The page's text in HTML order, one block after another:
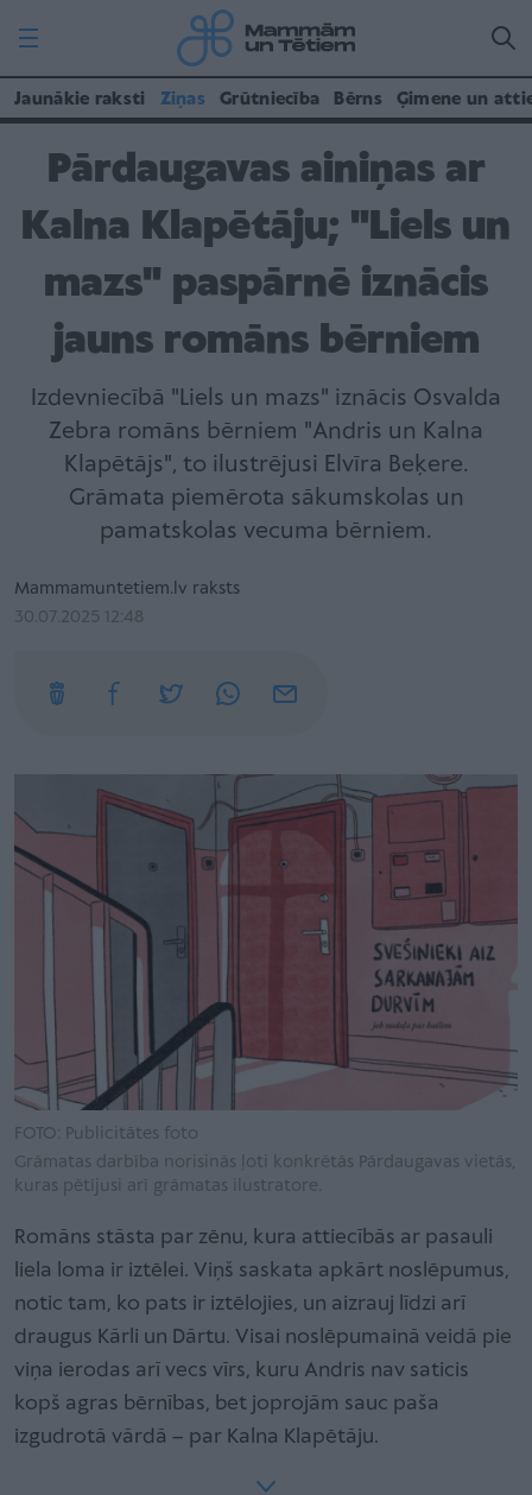
Jaunākie raksti Ziņas Grūtniecība Bērns Ģimene un
Pārdaugavas ainiņas ar
Kalna Klapētāju; "Liels un
mazs" paspārnē iznācis
jauns romāns bērniem
Izdevniecībā "Liels un mazs" iznācis Osvalda
Zebra romāns bērniem "Andris un Kalna
Klapētājs", to ilustrējusi Elvīra Beķere.
Grāmata piemērota sākumskolas un
pamatskolas vecuma bērniem.
Mammamuntetiem.lv raksts
30.07.2025 12:48
FOTO: Publicitātes foto
Grāmatas darbība norisinās ļoti konkrētās Pārdaugavas vietās,
kuras pētījusi arī grāmatas ilustratore.
Romāns stāsta par zēnu, kura attiecībās ar pasauli
liela loma ir iztēlei. Viņš saskata apkārt noslēpumus,
notic tam, ko pats ir iztēlojies, un aizrauj līdzi arī
draugus Kārli un Dārtu. Visai noslēpumainā veidā pie
viņa ierodas arī vecs vīrs, kuru Andris nav saticis
kopš agras bērnības, bet joprojām sauc paša
izgudrotā vārdā – par Kalna Klapētāju.